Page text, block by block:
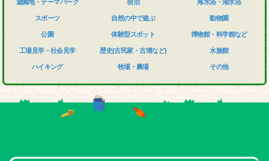
遊園地・テーマパーク
スポーツ
公園
工場見学・社会見学
ハイキング
宿泊
自然の中で遊ぶ
体験型スポット
歴史(古民家・古墳など)
牧場・農場
海水浴・湖水浴
動物園
博物館・科学館など
水族館
その他